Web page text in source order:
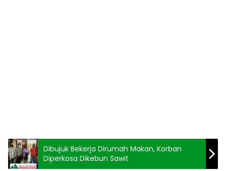
Dibujuk Bekerja Dirumah Makan, Korban
Diperkosa Dikebun Sawit